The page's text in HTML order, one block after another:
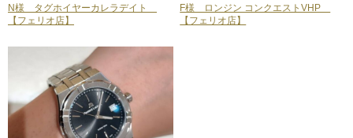
N様 タグホイヤーカレラデイト
【フェリオ店】
F様 ロンジン コンクエストVHP
【フェリオ店】